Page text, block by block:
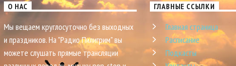
О НАС
Мы вещаем круглосуточно без выходных
и праздников. На "Радио Пилигрим" вы
можете слушать прямые трансляции
ГЛАВНЫЕ ССЫЛКИ
Главная страница
Расписание
Подкасты